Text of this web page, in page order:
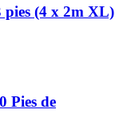
pies (4 x 2m XL)
Pies de